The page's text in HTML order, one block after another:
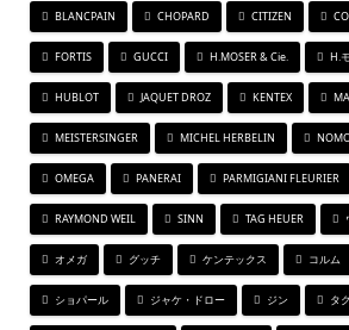
BLANCPAIN CHOPARD CITIZEN
FORTIS GUCCI H.MOSER & Cie. H.
HUBLOT JAQUET DROZ KENTEX
MEISTERSINGER MICHEL HERBELIN
OMEGA PANERAI PARMIGIANI FLEURIER
RAYMOND WEIL SINN TAG HEUER
オメガ グッチ ケンテックス コルム
ショパール ジャケ・ドロー ジン タ